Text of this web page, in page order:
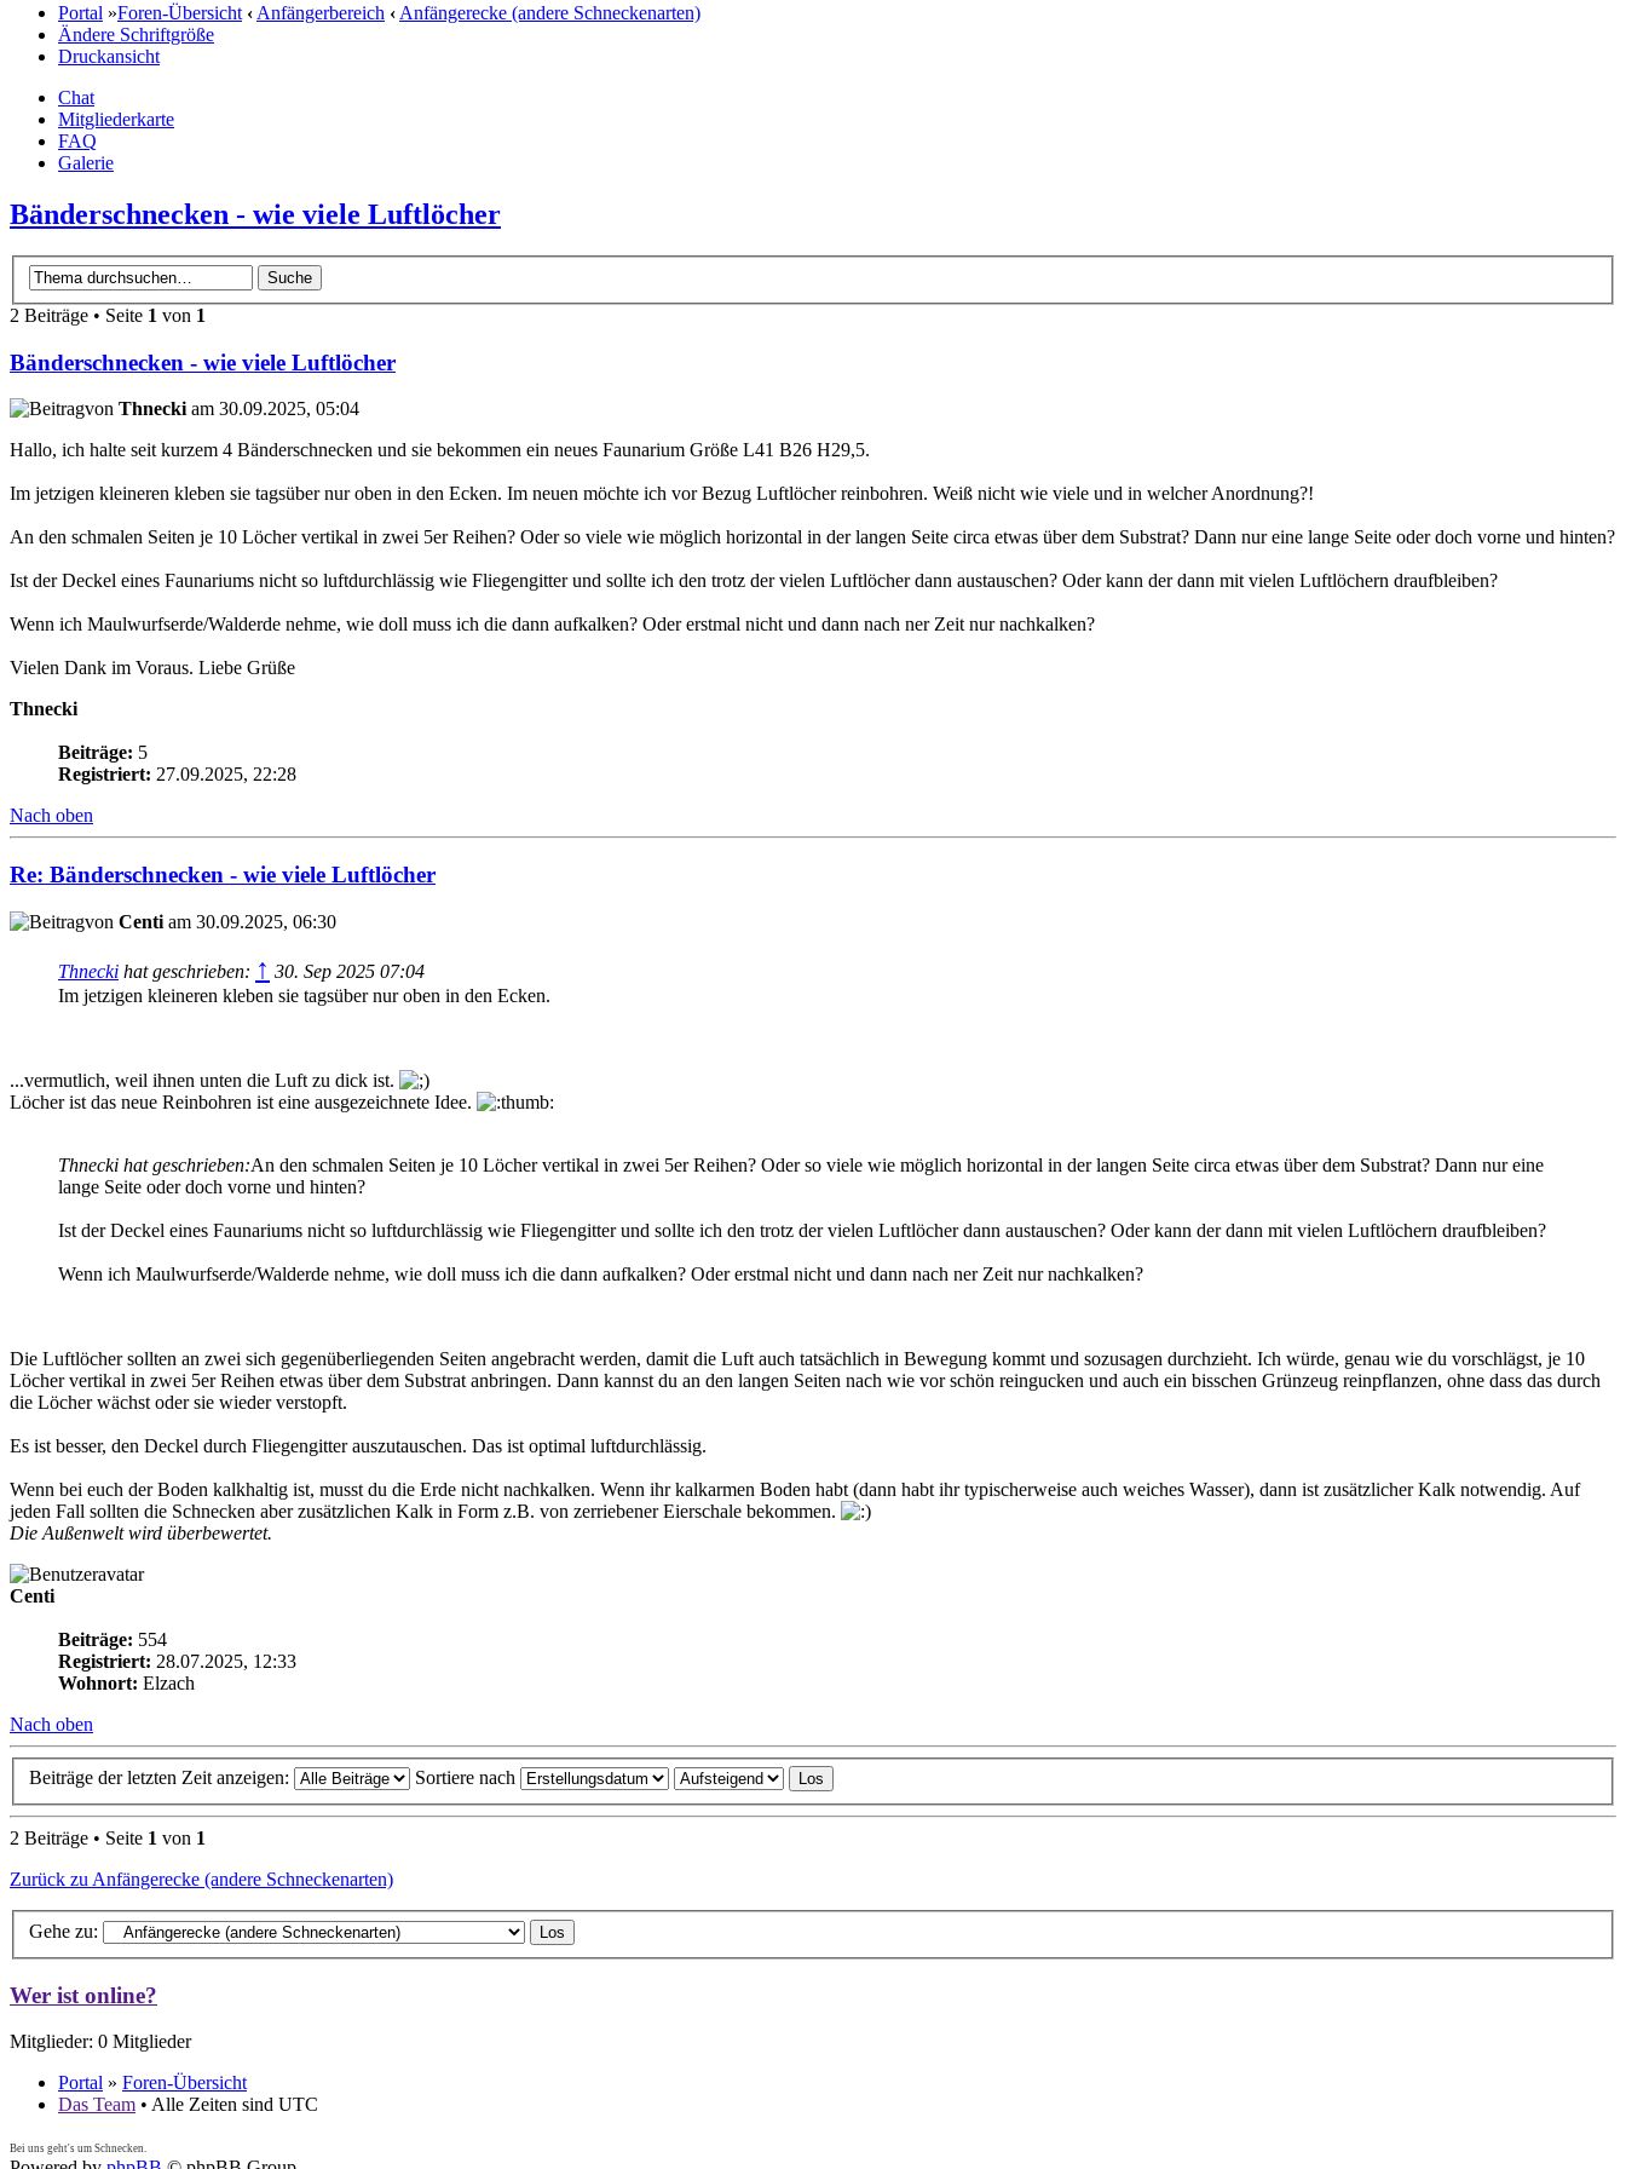
Portal »Foren-Übersicht ‹Anfängerbereich ‹Anfängerecke (andere Schneckenarten)
Ändere Schriftgröße
Druckansicht
Chat
Mitgliederkarte
FAQ
Galerie
Bänderschnecken - wie viele Luftlöcher
2 Beiträge • Seite 1 von 1
Bänderschnecken - wie viele Luftlöcher
von Thnecki am 30.09.2025, 05:04
Hallo, ich halte seit kurzem 4 Bänderschnecken und sie bekommen ein neues Faunarium Größe L41 B26 H29,5.
Im jetzigen kleineren kleben sie tagsüber nur oben in den Ecken. Im neuen möchte ich vor Bezug Luftlöcher reinbohren. Weiß nicht wie viele und in welcher Anordnung?!
An den schmalen Seiten je 10 Löcher vertikal in zwei 5er Reihen? Oder so viele wie möglich horizontal in der langen Seite circa etwas über dem Substrat? Dann nur eine lange Seite oder doch vorne und hinten?
Ist der Deckel eines Faunariums nicht so luftdurchlässig wie Fliegengitter und sollte ich den trotz der vielen Luftlöcher dann austauschen? Oder kann der dann mit vielen Luftlöchern draufbleiben?
Wenn ich Maulwurfserde/Walderde nehme, wie doll muss ich die dann aufkalken? Oder erstmal nicht und dann nach ner Zeit nur nachkalken?
Vielen Dank im Voraus. Liebe Grüße
Thnecki
Beiträge: 5
Registriert: 27.09.2025, 22:28
Nach oben
Re: Bänderschnecken - wie viele Luftlöcher
von Centi am 30.09.2025, 06:30
Thnecki hat geschrieben: ↑ 30. Sep 2025 07:04
Im jetzigen kleineren kleben sie tagsüber nur oben in den Ecken.
...vermutlich, weil ihnen unten die Luft zu dick ist.
Löcher ist das neue Reinbohren ist eine ausgezeichnete Idee.
Thnecki hat geschrieben:An den schmalen Seiten je 10 Löcher vertikal in zwei 5er Reihen? Oder so viele wie möglich horizontal in der langen Seite circa etwas über dem Substrat? Dann nur eine
lange Seite oder doch vorne und hinten?
Ist der Deckel eines Faunariums nicht so luftdurchlässig wie Fliegengitter und sollte ich den trotz der vielen Luftlöcher dann austauschen? Oder kann der dann mit vielen Luftlöchern draufbleiben?
Wenn ich Maulwurfserde/Walderde nehme, wie doll muss ich die dann aufkalken? Oder erstmal nicht und dann nach ner Zeit nur nachkalken?
Die Luftlöcher sollten an zwei sich gegenüberliegenden Seiten angebracht werden, damit die Luft auch tatsächlich in Bewegung kommt und sozusagen durchzieht. Ich würde, genau wie du vorschlägst, je 10
Löcher vertikal in zwei 5er Reihen etwas über dem Substrat anbringen. Dann kannst du an den langen Seiten nach wie vor schön reingucken und auch ein bisschen Grünzeug reinpflanzen, ohne dass das durch
die Löcher wächst oder sie wieder verstopft.
Es ist besser, den Deckel durch Fliegengitter auszutauschen. Das ist optimal luftdurchlässig.
Wenn bei euch der Boden kalkhaltig ist, musst du die Erde nicht nachkalken. Wenn ihr kalkarmen Boden habt (dann habt ihr typischerweise auch weiches Wasser), dann ist zusätzlicher Kalk notwendig. Auf
jeden Fall sollten die Schnecken aber zusätzlichen Kalk in Form z.B. von zerriebener Eierschale bekommen.
Die Außenwelt wird überbewertet.
Centi
Beiträge: 554
Registriert: 28.07.2025, 12:33
Wohnort: Elzach
Nach oben
Beiträge der letzten Zeit anzeigen: Sortiere nach
2 Beiträge • Seite 1 von 1
Zurück zu Anfängerecke (andere Schneckenarten)
Gehe zu:
Wer ist online?
Mitglieder: 0 Mitglieder
Portal » Foren-Übersicht
Das Team • Alle Zeiten sind UTC
Bei uns geht's um Schnecken.